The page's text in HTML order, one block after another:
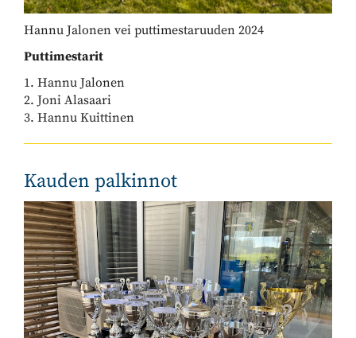
Hannu Jalonen vei puttimestaruuden 2024
​​​​​​​Puttimestarit
1. Hannu Jalonen
2. Joni Alasaari
3. Hannu Kuittinen
Kauden palkinnot